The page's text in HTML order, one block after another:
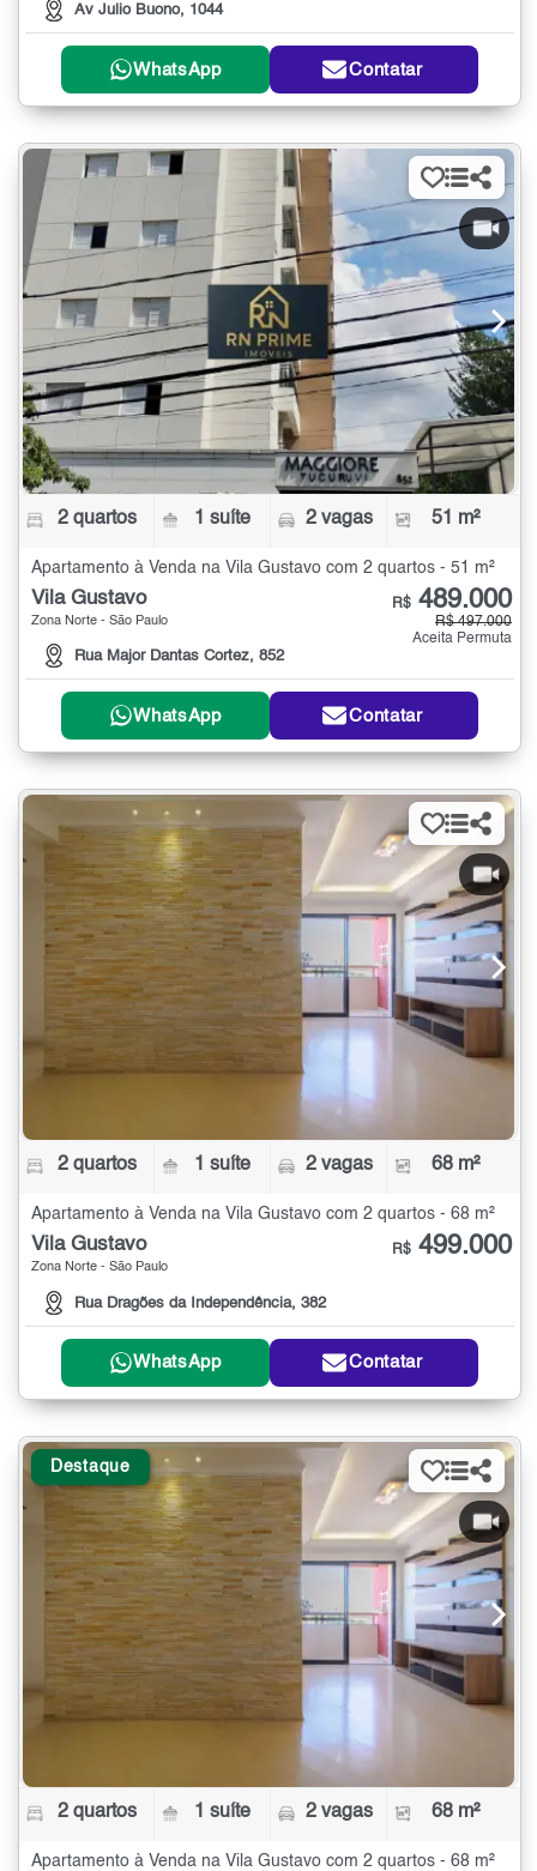
Av Julio Buono, 1044
WhatsApp Contatar
2 quartos 1 suíte 2 vagas 51 m²
Apartamento à Venda na Vila Gustavo com 2 quartos - 51 m²
Vila Gustavo
Zona Norte - São Paulo
Rua Major Dantas Cortez, 852
R$ 489.000
R$ 497.000
Aceita Permuta
WhatsApp Contatar
2 quartos 1 suíte 2 vagas 68 m²
Apartamento à Venda na Vila Gustavo com 2 quartos - 68 m²
Vila Gustavo
Zona Norte - São Paulo
Rua Dragões da Independência, 382
R$ 499.000
WhatsApp Contatar
Destaque
2 quartos 1 suíte 2 vagas 68 m²
Apartamento à Venda na Vila Gustavo com 2 quartos - 68 m²